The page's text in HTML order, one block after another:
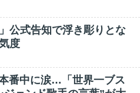
公式告知で浮き彫りとな
度
番中に涙…「世界一ブス